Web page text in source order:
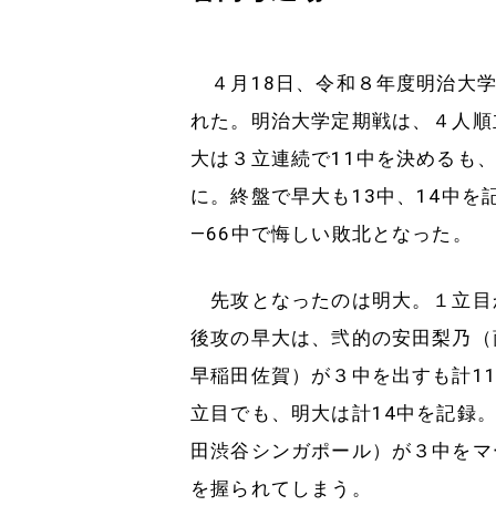
４月18日、令和８年度明治大
れた。明治大学定期戦は、４人
大は３立連続で11中を決めるも
に。終盤で早大も13中、14中を
―66中で悔しい敗北となった。
先攻となったのは明大。１立
後攻の早大は、弐的の安田梨乃
早稲田佐賀）が３中を出すも計
立目でも、明大は計14中を記録
田渋谷シンガポール）が３中を
を握られてしまう。